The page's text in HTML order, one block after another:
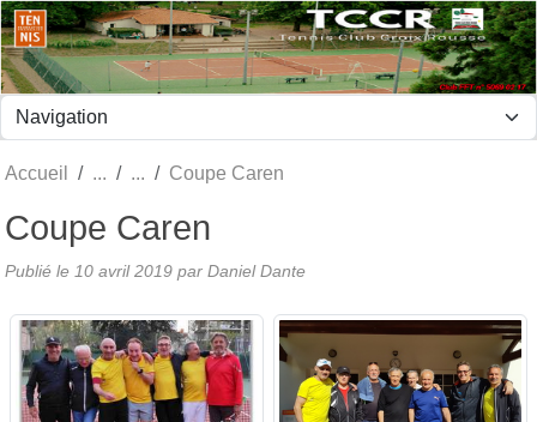
Accueil Coupe Caren
Coupe Caren
Publié le 10 avril 2019 par Daniel Dante
Panneau de gestion des cookies